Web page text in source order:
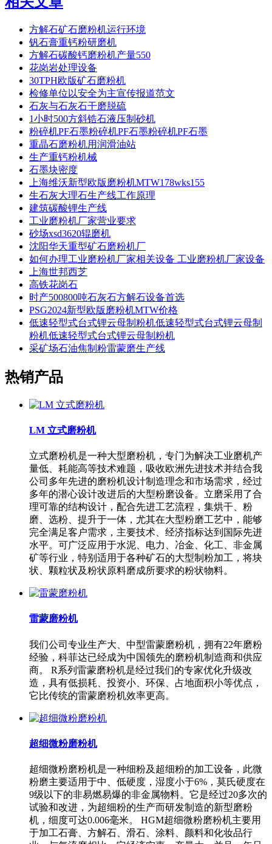
方解石矿石磨粉机运行环境
钒石膏重钙粉研磨机
方解石碳酸钙磨粉机产量550
花岗岩处理设备
30TPH欧版矿石磨粉机
检修单位以安全为主宣传报道范文
石灰与石灰石干磨脱硫
1小时500方斜锆石液压制砂机
粉碎机PF石墨粉碎机PF石墨粉碎机PF石墨
重晶石磨粉机用润滑油站
生产重钙粉机械
石墨块密度
上海维沃新型欧版磨粉机MTW178wks155
生石灰大理石生产线工作原理
建筑碳酸锂生产线
工业磨粉机厂家营业要求
砂场xsd3620辊磨机
沈阳华天重型矿石磨粉机厂
如何办理工业磨粉机厂家相关设备 工业磨粉机厂家设备
上海世邦西芝
高铁花岗石
时产500800吨石灰石方解石设备首选
PSG2024新型欧版磨粉机MTW价格
低速轻型式台式锂云母制粉机低速轻型式台式锂云母制
粉机低速轻型式台式锂云母制粉机
采矿场石油焦制粉雷蒙磨生产线
热销产品
LM 立式磨粉机
立式磨粉机是一种大型磨粉机，专门为解决工业磨机产
量低、耗能高等技术难题，吸收欧洲先进技术并结合我
公司多年先进的磨粉机设计制造理念和市场需求，经过
多年的潜心设计改进后的大型粉磨设备。立磨采用了合
理可靠的结构设计，配合先进工艺流程，集烘干、粉
磨、选粉、提升于一体，尤其在大型粉磨工艺中，能够
完全满足客户需求，主要技术、经济指标达到国际先进
水平。可广泛应用于水泥、电力、冶金、化工、非金属
矿等行业，特别适用于各种矿石的大型制粉加工，将块
状、颗粒状及粉状原料磨成所要求的粉状物料。
雷蒙磨粉机
我们公司专业生产大、中型雷蒙磨粉机，拥有22年磨粉
经验，科菲达已经成为中国领先的磨粉机制造商和供应
商。 R系列雷蒙磨粉机是经过我们的专家优化升级改
造，具有低损耗、投资小、环保、占地面积小等优点，
它比传统的雷蒙磨粉机效率更高。
超细微粉磨粉机
超细微粉磨粉机是一种细粉及超细粉的加工设备，此微
粉磨主要适用于中、低硬度，湿度小于6%，莫氏硬度在
9级以下的非易燃易爆的非金属物料。它是经过20多次的
试验和改进，为超细粉的生产而研发制造的新型磨粉
机，细度可达0.006毫米。 HGM超细微粉磨粉机主要用
于加工石膏、方解石、滑石、涂料、颜料和化妆品行